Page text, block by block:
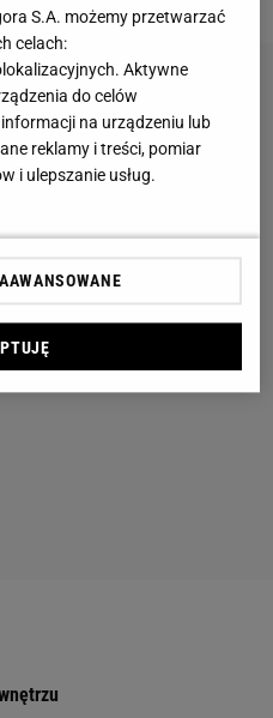
S.A. możemy przetwarzać
celach:
Aktywne
do celów
na urządzeniu lub
reklamy i treści, pomiar
i ulepszanie usług.